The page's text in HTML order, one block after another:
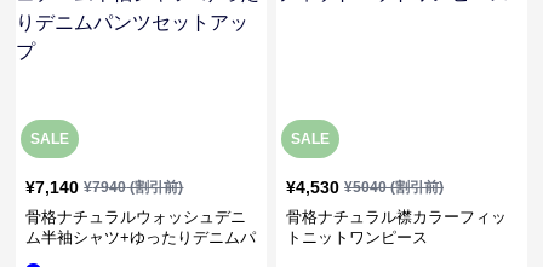
SALE
¥7,140 ¥7940(割引前)
骨格ナチュラルウォッシュデニ
ム半袖シャツ+ゆったりデニムパ
SALE
¥4,530 ¥5040(割引前)
骨格ナチュラル襟カラーフィッ
トニットワンピース